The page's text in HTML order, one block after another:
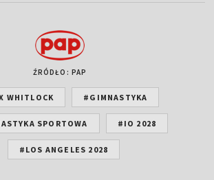
ŹRÓDŁO: PAP
WHITLOCK #GIMNASTYKA
SPORTOWA #IO 2028
#LOS ANGELES 2028